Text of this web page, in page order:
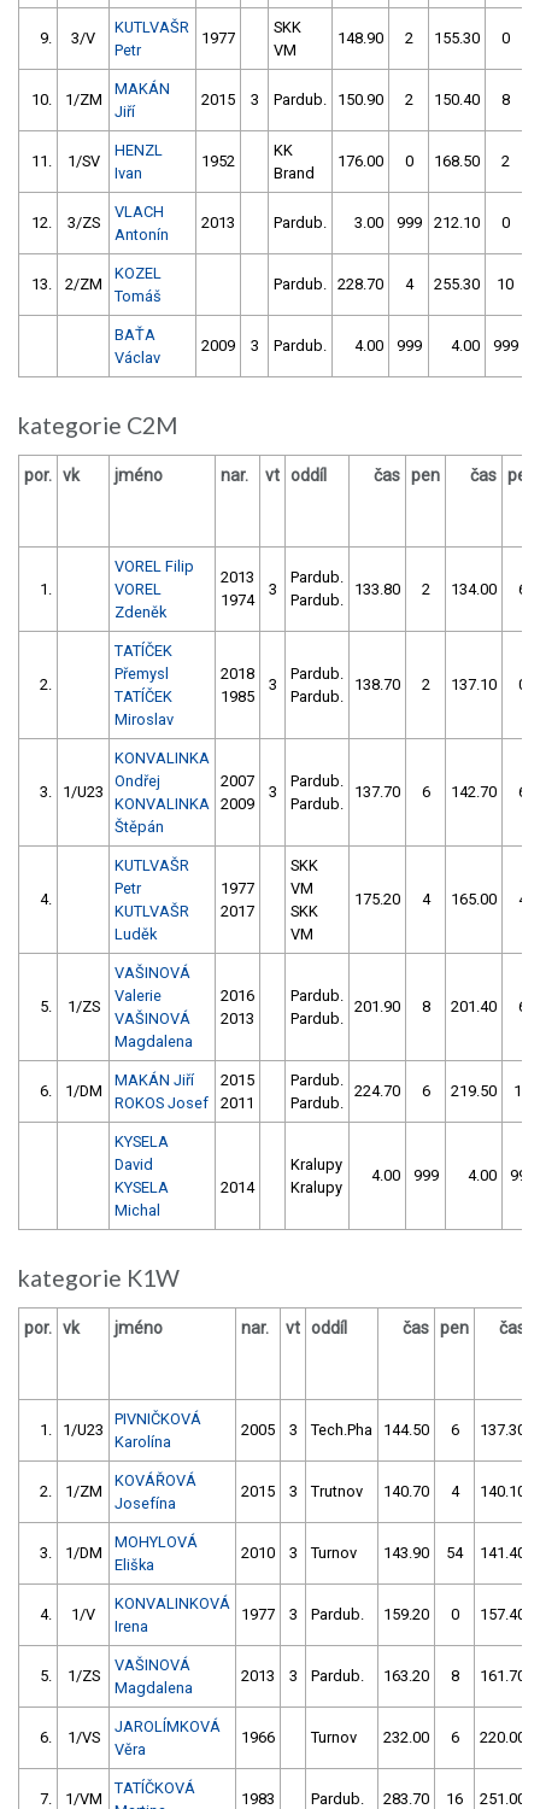
9. 3/V
KUTLVAŠR
Petr
1977
SKK
VM
148.90 2 155.30 0
10. 1/ZM
MAKÁN
Jiří
2015 3 Pardub. 150.90 2 150.40 8
11. 1/SV
HENZL
Ivan
1952
KK
Brand
176.00 0 168.50 2
12. 3/ZS
VLACH
Antonín
2013 Pardub. 3.00 999 212.10 0
13. 2/ZM
KOZEL
Tomáš
Pardub. 228.70 4 255.30 10
BAŤA
Václav
2009 3 Pardub. 4.00 999 4.00 999
kategorie C2M
por. vk jméno nar. vt oddíl čas pen čas pen
1.
VOREL Filip
VOREL
Zdeněk
2013
1974
3
Pardub.
Pardub.
133.80 2 134.00 6
2.
TATÍČEK
Přemysl
TATÍČEK
Miroslav
2018
1985
3
Pardub.
Pardub.
138.70 2 137.10 0
3. 1/U23
KONVALINKA
Ondřej
KONVALINKA
Štěpán
2007
2009
3
Pardub.
Pardub.
137.70 6 142.70 6
4.
KUTLVAŠR
Petr
KUTLVAŠR
Luděk
1977
2017
SKK
VM
SKK
VM
175.20 4 165.00 4
5. 1/ZS
VAŠINOVÁ
Valerie
VAŠINOVÁ
Magdalena
2016
2013
Pardub.
Pardub.
201.90 8 201.40 6
6. 1/DM
MAKÁN Jiří
ROKOS Josef
2015
2011
Pardub.
Pardub.
224.70 6 219.50 14
KYSELA
David
KYSELA
Michal
2014
Kralupy
Kralupy
4.00 999 4.00 999
kategorie K1W
por. vk jméno nar. vt oddíl čas pen čas
1. 1/U23
PIVNIČKOVÁ
Karolína
2005 3 Tech.Pha 144.50 6 137.30
2. 1/ZM
KOVÁŘOVÁ
Josefína
2015 3 Trutnov 140.70 4 140.10
3. 1/DM
MOHYLOVÁ
Eliška
2010 3 Turnov 143.90 54 141.40
4. 1/V
KONVALINKOVÁ
Irena
1977 3 Pardub. 159.20 0 157.40
5. 1/ZS
VAŠINOVÁ
Magdalena
2013 3 Pardub. 163.20 8 161.70
6. 1/VS
JAROLÍMKOVÁ
Věra
1966 Turnov 232.00 6 220.00
7. 1/VM
TATÍČKOVÁ
1983 Pardub. 283.70 16 251.00